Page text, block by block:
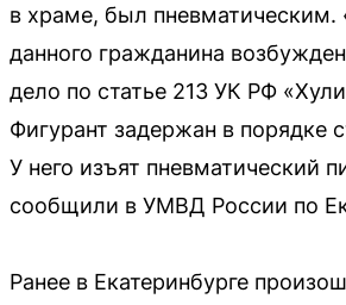
в храме, был пневматическим.
данного гражданина
дело по статье 213 УК РФ
Фигурант задержан в порядке
У него изъят пневматический
сообщили в УМВД России по
Ранее в Екатеринбурге